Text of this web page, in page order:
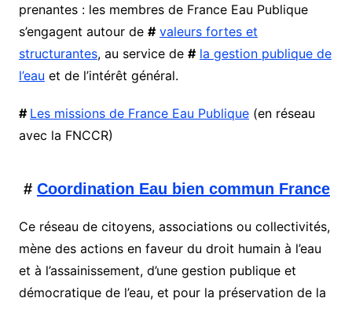
prenantes : les membres de France Eau Publique
s’engagent autour de # valeurs fortes et
structurantes, au service de # la gestion publique de
l’eau et de l’intérêt général.
# Les missions de France Eau Publique(en réseau
avec la FNCCR)
# Coordination Eau bien commun France
Ce réseau de citoyens, associations ou collectivités,
mène des actions en faveur du droit humain à l’eau
et à l’assainissement, d’une gestion publique et
démocratique de l’eau, et pour la préservation de la